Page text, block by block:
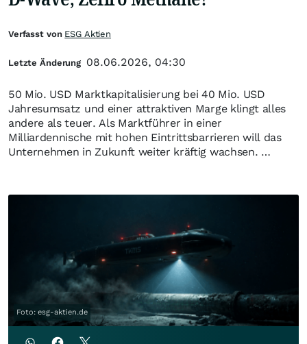
50 Mio. USD Marktkapitalisierung bei 40 Mio. USD
Jahresumsatz und einer attraktiven Marge klingt alles
andere als teuer. Als Marktführer in einer
Milliardennische mit hohen Eintrittsbarrieren will das
Unternehmen in Zukunft weiter kräftig wachsen. …
Foto: esg-aktien.de
Verfasst von ESG Aktien
Letzte Änderung 08.06.2026, 04:30